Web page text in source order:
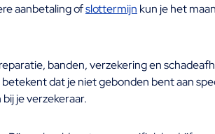
aanbetaling ofslottermijn kun je het
banden, verzekering en
dat je niet gebonden bent aan
je verzekeraar.